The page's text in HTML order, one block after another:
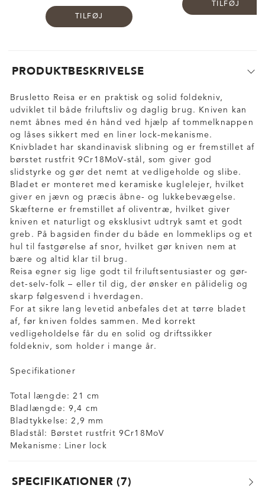
TILFØJ
TILFØJ
PRODUKTBESKRIVELSE
Brusletto Reisa er en praktisk og solid foldekniv,
udviklet til både friluftsliv og daglig brug. Kniven kan
nemt åbnes med én hånd ved hjælp af tommelknappen
og låses sikkert med en liner lock-mekanisme.
Knivbladet har skandinavisk slibning og er fremstillet af
børstet rustfrit 9Cr18MoV-stål, som giver god
slidstyrke og gør det nemt at vedligeholde og slibe.
Bladet er monteret med keramiske kuglelejer, hvilket
giver en jævn og præcis åbne- og lukkebevægelse.
Skæfterne er fremstillet af oliventræ, hvilket giver
kniven et naturligt og eksklusivt udtryk samt et godt
greb. På bagsiden finder du både en lommeklips og et
hul til fastgørelse af snor, hvilket gør kniven nem at
bære og altid klar til brug.
Reisa egner sig lige godt til friluftsentusiaster og gør-
det-selv-folk – eller til dig, der ønsker en pålidelig og
skarp følgesvend i hverdagen.
For at sikre lang levetid anbefales det at tørre bladet
af, før kniven foldes sammen. Med korrekt
vedligeholdelse får du en solid og driftssikker
foldekniv, som holder i mange år.
Specifikationer
Total længde: 21 cm
Bladlængde: 9,4 cm
Bladtykkelse: 2,9 mm
Bladstål: Børstet rustfrit 9Cr18MoV
Mekanisme: Liner lock
SPECIFIKATIONER 7